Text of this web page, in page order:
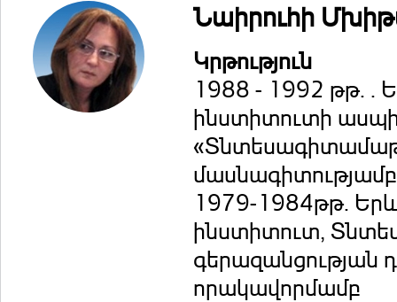
Նաիրուհի
Կրթություն
1988 - 1992 թթ. .
ինստիտուտի
մասնագիտությամբ
1979-1984թթ.
ինստիտուտ,
գերազանցության
որակավորմամբ